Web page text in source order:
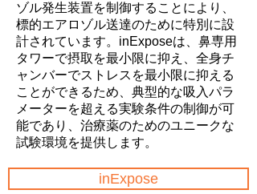
ゾル発生装置を制御することにより、
標的エアロゾル送達のために特別に設
計されています。inExposeは、鼻専用
タワーで摂取を最小限に抑え、全身チ
ャンバーでストレスを最小限に抑える
ことができるため、典型的な吸入パラ
メーターを超える実験条件の制御が可
能であり、治療薬のためのユニークな
試験環境を提供します。
inExpose